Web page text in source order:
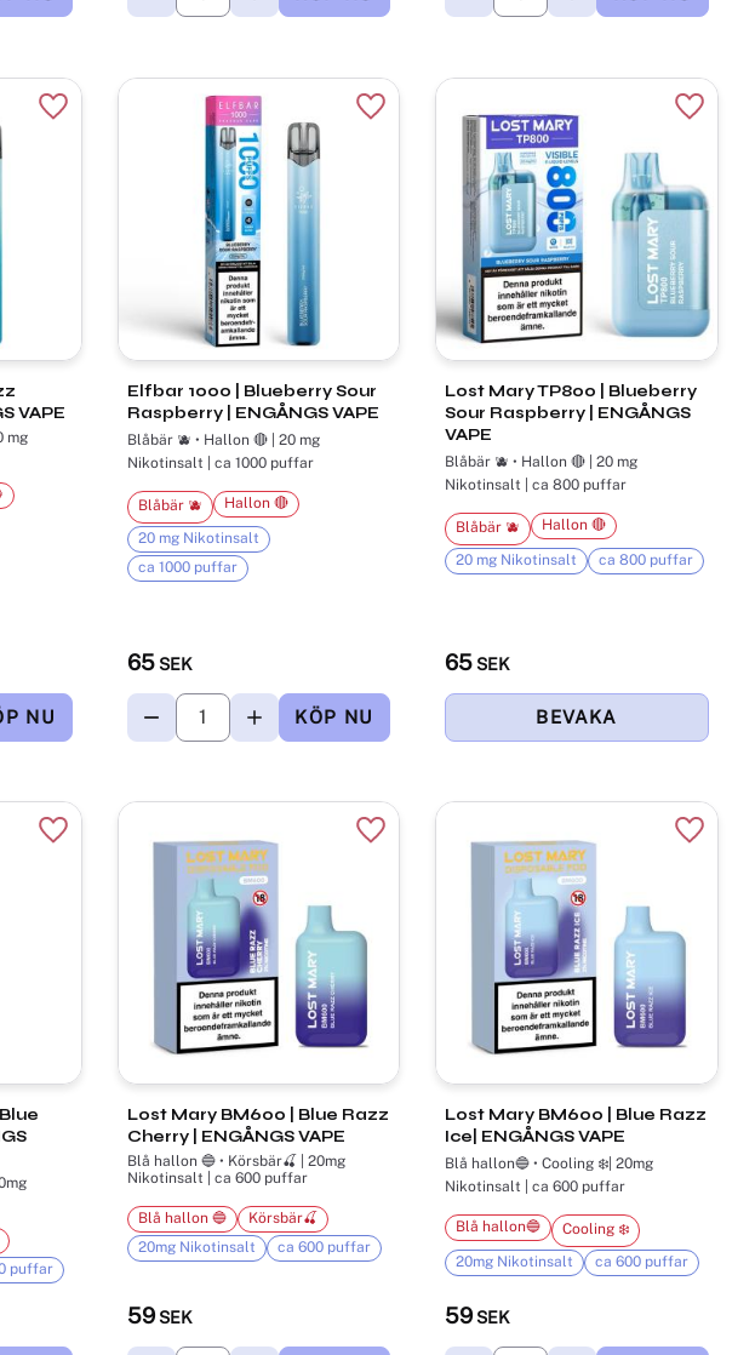
VAPE
Lägg till i favoriter
Elfbar 1000 | Blueberry Sour
Raspberry | ENGÅNGS VAPE
Blåbär 🫐 • Hallon 🔴 | 20 mg
Nikotinsalt | ca 1000 puffar
65SEK
Blåbär 🫐 Hallon 🔴
20 mg Nikotinsalt
ca 1000 puffar
Lägg till i favoriter
Lost Mary TP800 | Blueberry
Sour Raspberry | ENGÅNGS
VAPE
Blåbär 🫐 • Hallon 🔴 | 20 mg
Nikotinsalt | ca 800 puffar
65 SEK
Blåbär 🫐 Hallon 🔴
20 mg Nikotinsalt ca 800 puffar
Lägg
puffar
Lägg till i favoriter
Lost Mary BM600​ | Blue Razz
Cherry | ENGÅNGS VAPE
Blå hallon 🔵 • Körsbär🍒 | 20mg
Nikotinsalt | ca 600 puffar
59SEK
Blå hallon 🔵
Körsbär🍒
20mg Nikotinsalt
ca 600 puffar
Lägg till i favoriter
Lost Mary BM600 ​| Blue Razz
Ice| ENGÅNGS VAPE
Blå hallon🔵 • Cooling ❄️| 20mg
Nikotinsalt | ca 600 puffar
59 SEK
Blå hallon🔵
Cooling ❄️
20mg Nikotinsalt
ca 600 puffar
Lägg